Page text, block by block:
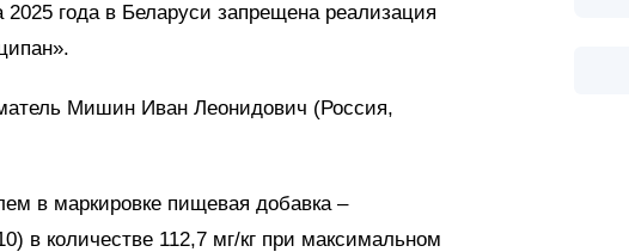
2025 года в Беларуси запрещена реализация
Мишин Иван Леонидович (Россия,
в маркировке пищевая добавка –
в количестве 112,7 мг/кг при максимальном